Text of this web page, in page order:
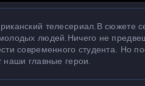
телесериал.В сюжете
людей.Ничего не
современного студента. Но
главные герои.